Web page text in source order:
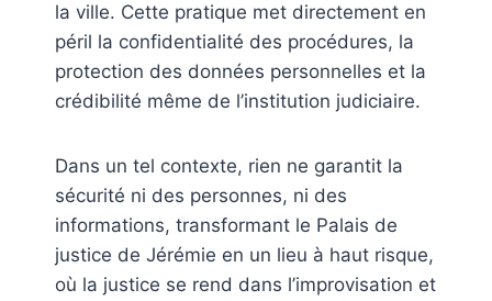
la ville. Cette pratique met directement en
péril la confidentialité des procédures, la
protection des données personnelles et la
crédibilité même de l’institution judiciaire.
Dans un tel contexte, rien ne garantit la
sécurité ni des personnes, ni des
informations, transformant le Palais de
justice de Jérémie en un lieu à haut risque,
où la justice se rend dans l’improvisation et